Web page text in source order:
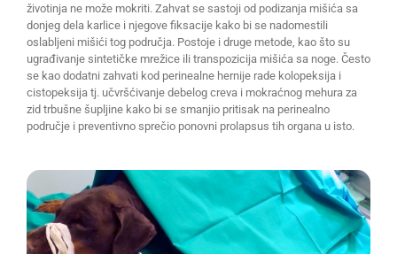
životinja ne može mokriti. Zahvat se sastoji od podizanja mišića sa
donjeg dela karlice i njegove fiksacije kako bi se nadomestili
oslabljeni mišići tog područja. Postoje i druge metode, kao što su
ugrađivanje sintetičke mrežice ili transpozicija mišića sa noge. Često
se kao dodatni zahvati kod perinealne hernije rade kolopeksija i
cistopeksija tj. učvršćivanje debelog creva i mokraćnog mehura za
zid trbušne šupljine kako bi se smanjio pritisak na perinealno
područje i preventivno sprečio ponovni prolapsus tih organa u isto.